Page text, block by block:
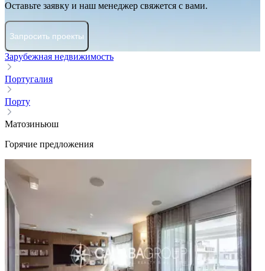
Оставьте заявку и наш менеджер свяжется с вами.
Запросить проекты
Зарубежная недвижимость
Португалия
Порту
Матозиньюш
Горячие предложения